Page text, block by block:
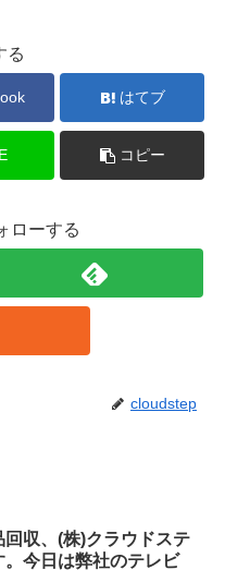
る
はてブ
コピー
ローする
cloudstep
収、(株)クラウドステ
。今日は弊社のテレビ